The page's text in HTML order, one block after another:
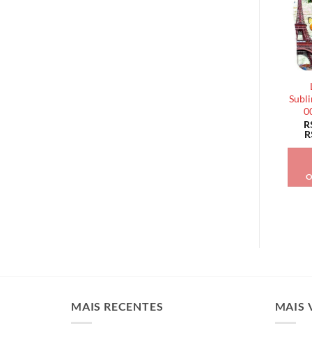
MAIS RECENTES MAIS